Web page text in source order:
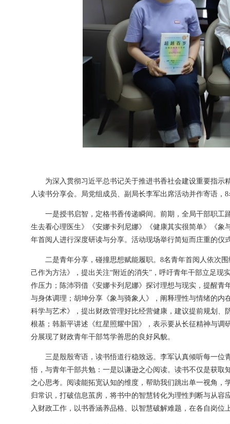
为深入贯彻习近平总书记关于推进书香社会建设重要指示
人读书分享会。局党组成员、副局长李军出席活动并作寄语
一是授书启智，定格书香传递瞬间。前期，全局干部职
生去看心理医生》《安娜卡列尼娜》《健康其实很简单》《
年首阅人进行深度研读与分享。活动现场举行简短而庄重的
二是青年分享，碰撞思想赋能履职。8名青年首阅人依次
己作为方法》，提出关注“附近的消失”，呼吁青年干部立足
作压力；陈沛羽借《安娜卡列尼娜》探讨理想与现实，提醒
与身体调理；胡坤分享《象与骑象人》，阐释理性与情绪的
科学与艺术》，提出财政管理好比经营健康，建议提前规划
根基；韩新平讲述《红星照耀中国》，表示要从长征精神与
分展现了财政青年干部笃学善思的良好风貌。
三是殷殷寄语，读书悟道行稳致远。李军认真倾听每一
悟，与青年干部共勉：一是以谦逊之心阅读。读书不仅是获
之心思考。阅读能拓宽认知的维度，帮助我们跳出单一视角
归常识，打破信息茧房，将书中的智慧转化为理性判断与从
入财政工作，以书香涵养品格、以智慧破解难题，在各自岗位